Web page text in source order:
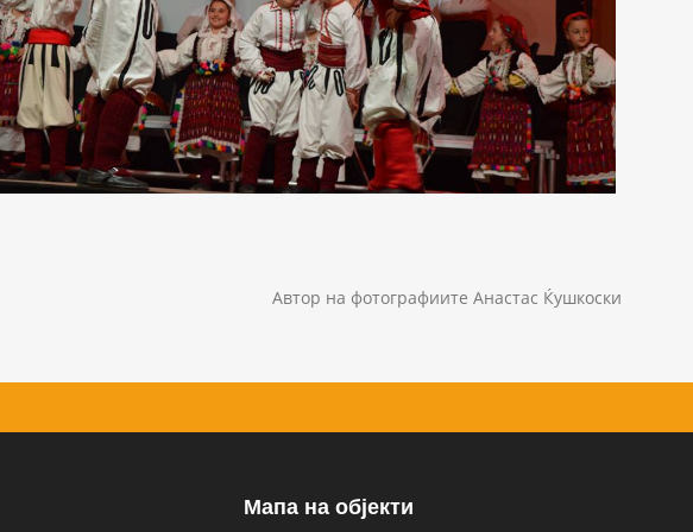
Автор на фотографиите Анастас Ќушкоски
Мапа на објекти